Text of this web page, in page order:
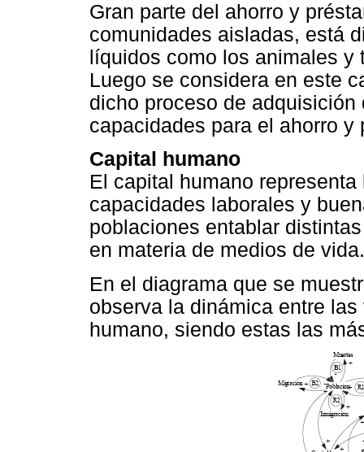
Gran parte del ahorro y
comunidades aisladas, está
líquidos como los animales
Luego se considera en este
dicho proceso de
capacidades para el ahorro y
Capital humano
El capital humano
capacidades laborales y
poblaciones entablar
en materia de medios de vida.
En el diagrama que se
observa la dinámica entre
humano, siendo estas las